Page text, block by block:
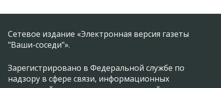
Сетевое издание «Электронная версия газеты
"Ваши-соседи"».
Зарегистрировано в Федеральной службе по
надзору в сфере связи, информационных